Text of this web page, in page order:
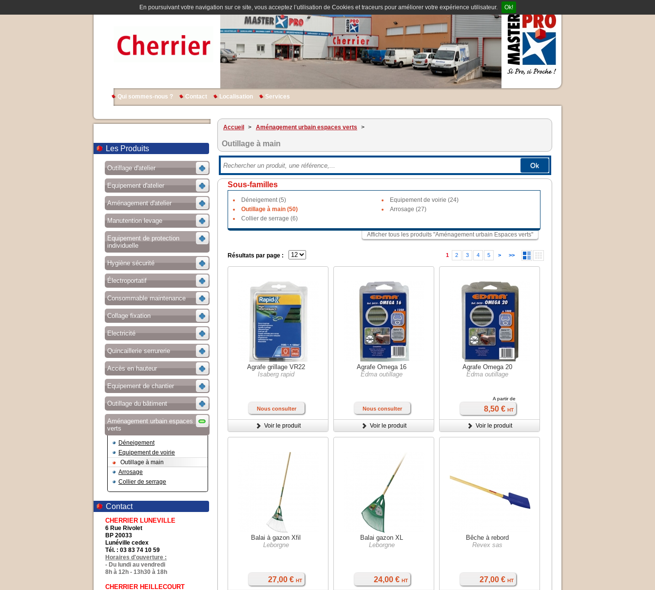
En poursuivant votre navigation sur ce site, vous acceptez l’utilisation de Cookies et traceurs pour améliorer votre expérience utilisateur. Ok!
Qui sommes-nous ? Contact Localisation Services
Les Produits
Outillage d'atelier
Equipement d'atelier
Aménagement d'atelier
Manutention levage
Equipement de protection
individuelle
Hygiène sécurité
Électroportatif
Consommable maintenance
Collage fixation
Electricité
Quincaillerie serrurerie
Accès en hauteur
Equipement de chantier
Outillage du bâtiment
Aménagement urbain espaces
verts
Déneigement
Equipement de voirie
Outillage à main
Arrosage
Collier de serrage
Contact
CHERRIER LUNEVILLE
6 Rue Rivolet
BP 20033
Lunéville cedex
Tél. : 03 83 74 10 59
Horaires d'ouverture :
- Du lundi au vendredi
8h à 12h - 13h30 à 18h
CHERRIER HEILLECOURT
Accueil > Aménagement urbain espaces verts >
Outillage à main
Ok
Sous-familles
Déneigement (5)
Equipement de voirie (24)
Outillage à main (50)
Arrosage (27)
Collier de serrage (6)
Afficher tous les produits "Aménagement urbain Espaces verts"
Résultats par page : 1 2 3 4 5 > >>
Agrafe grillage VR22
Isaberg rapid
Nous consulter
Voir le produit
Agrafe Omega 16
Edma outillage
Nous consulter
Voir le produit
Agrafe Omega 20
Edma outillage
A partir de
8,50 € HT
Voir le produit
Balai à gazon Xfil
Leborgne
27,00 € HT
Balai gazon XL
Leborgne
24,00 € HT
Bêche à rebord
Revex sas
27,00 € HT